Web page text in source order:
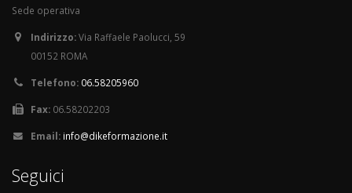
Sede operativa
Indirizzo:Via Raffaele Paolucci, 59
00152 ROMA
Telefono: 06.58205960
Fax: 06.58202203
Email: info@dikeformazione.it
Seguici